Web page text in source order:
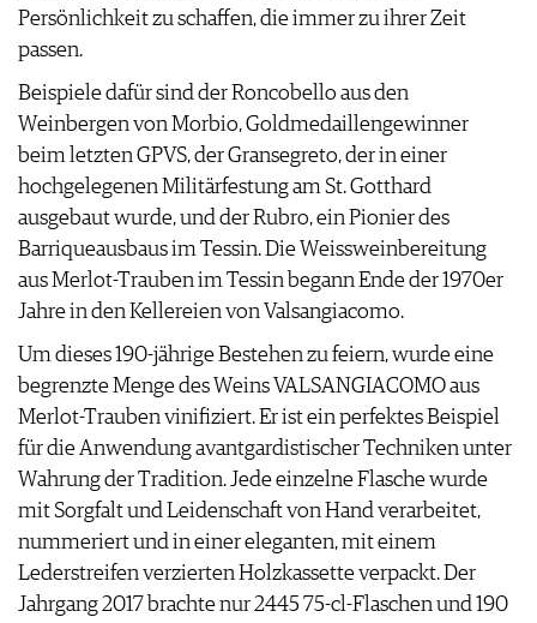
Persönlichkeit zu schaffen, die immer zu ihrer Zeit
passen.
Beispiele dafür sind der Roncobello aus den
Weinbergen von Morbio, Goldmedaillengewinner
beim letzten GPVS, der Gransegreto, der in einer
hochgelegenen Militärfestung am St. Gotthard
ausgebaut wurde, und der Rubro, ein Pionier des
Barriqueausbaus im Tessin. Die Weissweinbereitung
aus Merlot-Trauben im Tessin begann Ende der 1970er
Jahre in den Kellereien von Valsangiacomo.
Um dieses 190-jährige Bestehen zu feiern, wurde eine
begrenzte Menge des Weins VALSANGIACOMO aus
Merlot-Trauben vinifiziert. Er ist ein perfektes Beispiel
für die Anwendung avantgardistischer Techniken unter
Wahrung der Tradition. Jede einzelne Flasche wurde
mit Sorgfalt und Leidenschaft von Hand verarbeitet,
nummeriert und in einer eleganten, mit einem
Lederstreifen verzierten Holzkassette verpackt. Der
Jahrgang 2017 brachte nur 2445 75-cl-Flaschen und 190